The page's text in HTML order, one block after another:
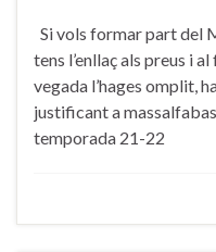
Si vols formar part del
tens l’enllaç als preus i
vegada l’hages omplit,
justificant a
temporada 21-22